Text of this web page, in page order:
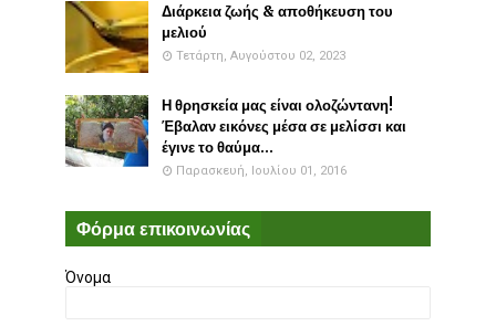
Διάρκεια ζωής & αποθήκευση του
μελιού
Τετάρτη, Αυγούστου 02, 2023
Η θρησκεία μας είναι ολοζώντανη!
Έβαλαν εικόνες μέσα σε μελίσσι και
έγινε το θαύμα...
Παρασκευή, Ιουλίου 01, 2016
Φόρμα επικοινωνίας
Όνομα